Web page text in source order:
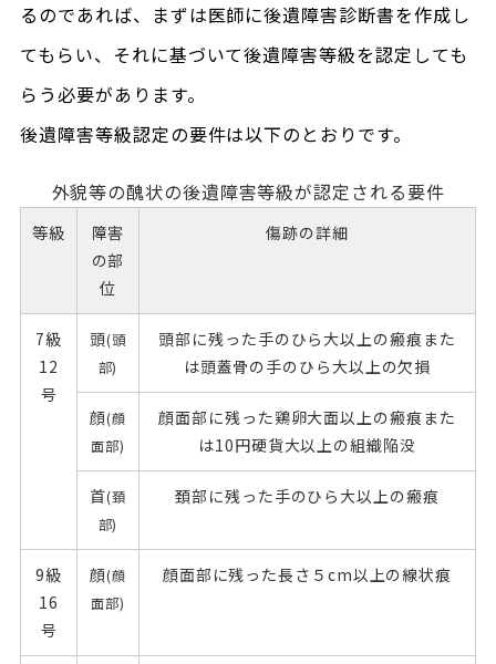
るのであれば、まずは医師に後遺障害診断書を作成し
てもらい、それに基づいて後遺障害等級を認定しても
らう必要があります。
後遺障害等級認定の要件は以下のとおりです。
外貌等の醜状の後遺障害等級が認定される要件
等級
障害
の部
位
傷跡の詳細
7級
12
号
頭(頭
部)
頭部に残った手のひら大以上の瘢痕また
は頭蓋骨の手のひら大以上の欠損
顔(顔
面部)
顔面部に残った鶏卵大面以上の瘢痕また
は10円硬貨大以上の組織陥没
首(頚
部)
頚部に残った手のひら大以上の瘢痕
9級
16
号
顔(顔
面部)
顔面部に残った長さ５cm以上の線状痕